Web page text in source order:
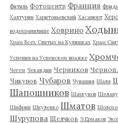
Фитиль Фотоцентр Франция
Халтурин Харитоньевский Хасавюрт
водохранилище Ховрино
Храм Всех Святых на Кулишках Храм
Успения на Успенском вражке
Чегем Чекандин Черников
Чикунов Чубаров Чувашия Шаля
Шапошников Шаргунов
Шифрин Шкуленко Шматов
Шурупова Щелчков Э.Ермаков